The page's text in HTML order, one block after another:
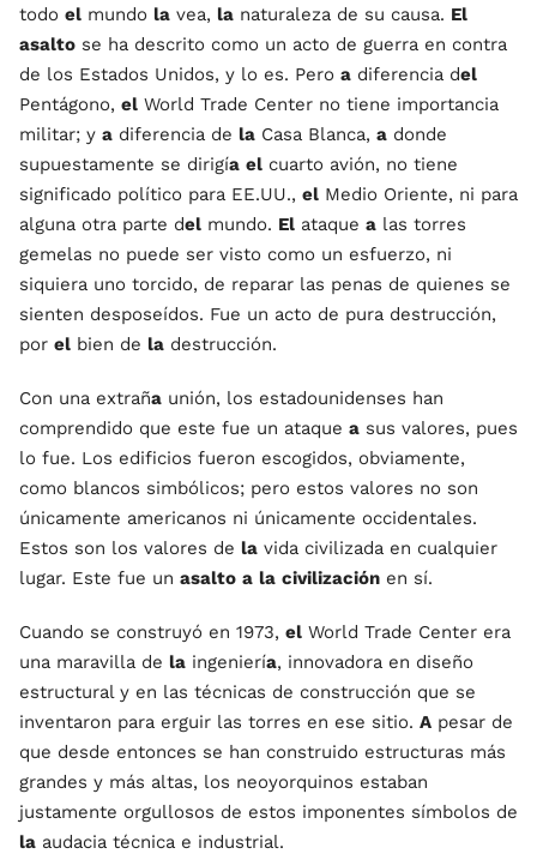
todo el mundo la vea, la naturaleza de su causa. El
asalto se ha descrito como un acto de guerra en contra
de los Estados Unidos, y lo es. Pero a diferencia del
Pentágono, el World Trade Center no tiene importancia
militar; y a diferencia de la Casa Blanca, a donde
supuestamente se dirigía el cuarto avión, no tiene
significado político para EE.UU., el Medio Oriente, ni para
alguna otra parte del mundo. El ataque a las torres
gemelas no puede ser visto como un esfuerzo, ni
siquiera uno torcido, de reparar las penas de quienes se
sienten desposeídos. Fue un acto de pura destrucción,
por el bien de la destrucción.
Con una extraña unión, los estadounidenses han
comprendido que este fue un ataque a sus valores, pues
lo fue. Los edificios fueron escogidos, obviamente,
como blancos simbólicos; pero estos valores no son
únicamente americanos ni únicamente occidentales.
Estos son los valores de la vida civilizada en cualquier
lugar. Este fue un asalto a la civilización en sí.
Cuando se construyó en 1973, el World Trade Center era
una maravilla de la ingeniería, innovadora en diseño
estructural y en las técnicas de construcción que se
inventaron para erguir las torres en ese sitio. A pesar de
que desde entonces se han construido estructuras más
grandes y más altas, los neoyorquinos estaban
justamente orgullosos de estos imponentes símbolos de
la audacia técnica e industrial.